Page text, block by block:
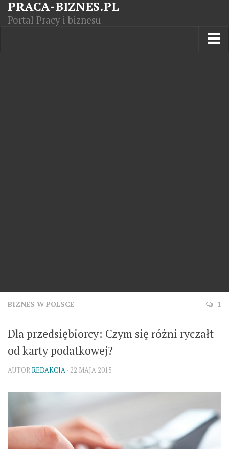
PRACA-BIZNES.PL
Portal Pracy i biznesu
BIZNES W POLSCE 1
Dla przedsiębiorcy: Czym się różni ryczałt
od karty podatkowej?
AUTORREDAKCJA · 22 MAJA 2015